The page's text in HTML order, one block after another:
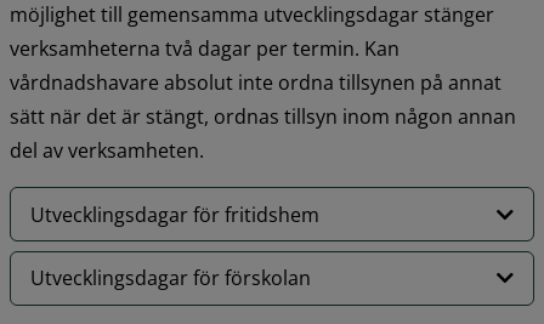
möjlighet till gemensamma utvecklingsdagar stänger
verksamheterna två dagar per termin. Kan
vårdnadshavare absolut inte ordna tillsynen på annat
sätt när det är stängt, ordnas tillsyn inom någon annan
del av verksamheten.
Utvecklingsdagar för fritidshem
Utvecklingsdagar för förskolan